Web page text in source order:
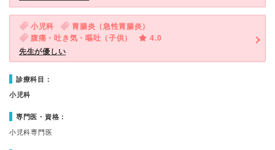
小児科
胃腸炎（急性胃腸炎）
腹痛・吐き気・嘔吐（子供）
4.0
先生が優しい
診療科目：
小児科
専門医・資格：
小児科専門医